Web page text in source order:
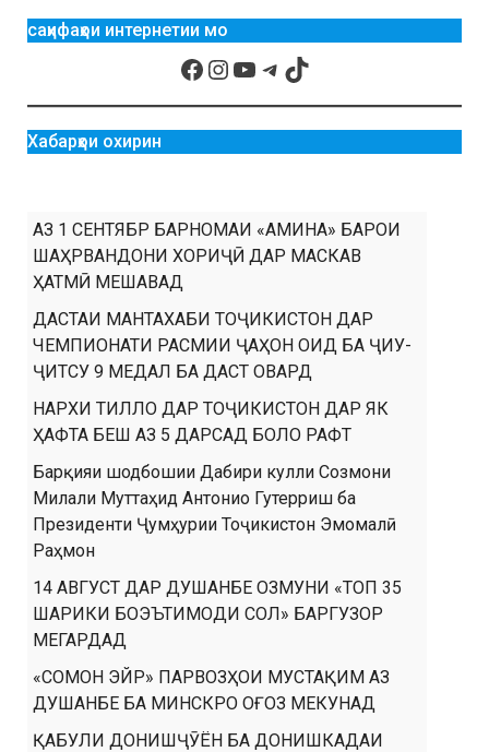
саҳифаҳои интернетии мо
Хабарҳои охирин
АЗ 1 СЕНТЯБР БАРНОМАИ «АМИНА» БАРОИ
ШАҲРВАНДОНИ ХОРИҶӢ ДАР МАСКАВ
ҲАТМӢ МЕШАВАД
ДАСТАИ МАНТАХАБИ ТОҶИКИСТОН ДАР
ЧЕМПИОНАТИ РАСМИИ ҶАҲОН ОИД БА ҶИУ-
ҶИТСУ 9 МЕДАЛ БА ДАСТ ОВАРД
НАРХИ ТИЛЛО ДАР ТОҶИКИСТОН ДАР ЯК
ҲАФТА БЕШ АЗ 5 ДАРСАД БОЛО РАФТ
Барқияи шодбошии Дабири кулли Созмони
Милали Муттаҳид Антонио Гутерриш ба
Президенти Ҷумҳурии Тоҷикистон Эмомалӣ
Раҳмон
14 АВГУСТ ДАР ДУШАНБЕ ОЗМУНИ «ТОП 35
ШАРИКИ БОЭЪТИМОДИ СОЛ» БАРГУЗОР
МЕГАРДАД
«СОМОН ЭЙР» ПАРВОЗҲОИ МУСТАҚИМ АЗ
ДУШАНБЕ БА МИНСКРО ОҒОЗ МЕКУНАД
ҚАБУЛИ ДОНИШҶӮЁН БА ДОНИШКАДАИ